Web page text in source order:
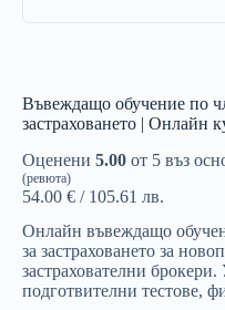
Въвеждащо обучение по
застраховането | Онлайн
Оценени 5.00 от 5 въз
(ревюта)
54.00 € / 105.61 лв.
Онлайн въвеждащо
за застраховането за
застрахователни
подготвителни тестове,